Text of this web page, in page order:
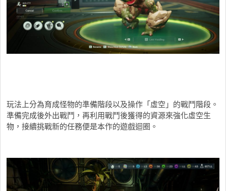
玩法上分為育成怪物的準備階段以及操作「虛空」的戰鬥階段。
準備完成後外出戰鬥，再利用戰鬥後獲得的資源來強化虛空生
物，接續挑戰新的任務便是本作的遊戲迴圈。